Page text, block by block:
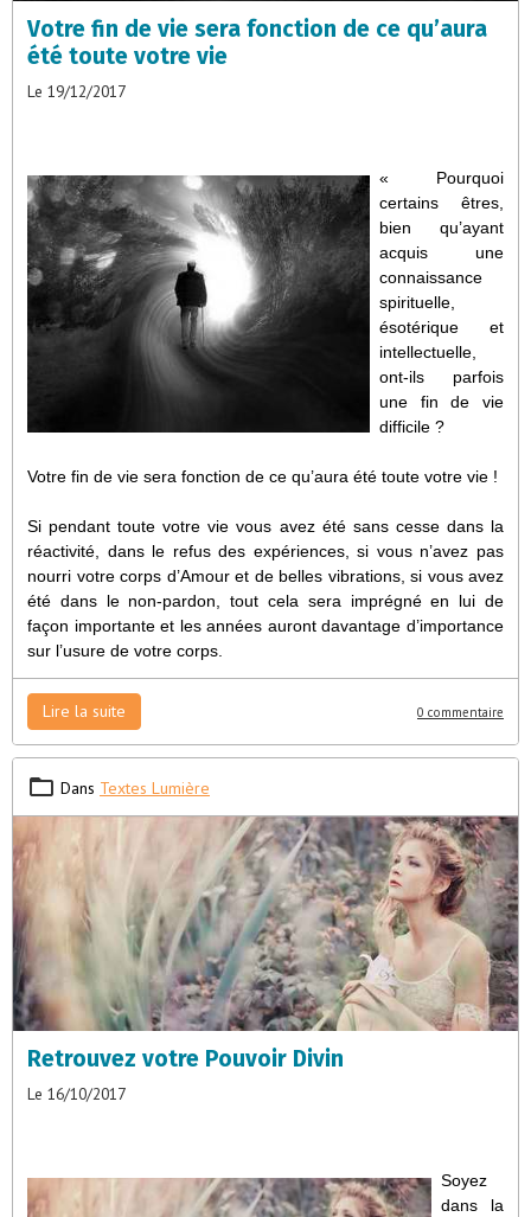
Votre fin de vie sera fonction de ce qu’aura
été toute votre vie
Le 19/12/2017
« Pourquoi
certains êtres,
bien qu’ayant
acquis une
connaissance
spirituelle,
ésotérique et
intellectuelle,
ont-ils parfois
une fin de vie
difficile ?
Votre fin de vie sera fonction de ce qu’aura été toute votre vie !
Si pendant toute votre vie vous avez été sans cesse dans la
réactivité, dans le refus des expériences, si vous n’avez pas
nourri votre corps d’Amour et de belles vibrations, si vous avez
été dans le non-pardon, tout cela sera imprégné en lui de
façon importante et les années auront davantage d’importance
sur l’usure de votre corps.
Lire la suite 0 commentaire
Dans Textes Lumière
Retrouvez votre Pouvoir Divin
Le 16/10/2017
Soyez
dans la